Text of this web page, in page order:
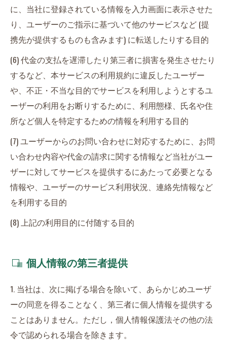
に、当社に登録されている情報を入力画面に表示させた
り、ユーザーのご指示に基づいて他のサービスなど (提
携先が提供するものも含みます) に転送したりする目的
(6) 代金の支払を遅滞したり第三者に損害を発生させたり
するなど、本サービスの利用規約に違反したユーザー
や、不正・不当な目的でサービスを利用しようとするユ
ーザーの利用をお断りするために、利用態様、氏名や住
所など個人を特定するための情報を利用する目的
(7) ユーザーからのお問い合わせに対応するために、お問
い合わせ内容や代金の請求に関する情報など当社がユー
ザーに対してサービスを提供するにあたって必要となる
情報や、ユーザーのサービス利用状況、連絡先情報など
を利用する目的
(8) 上記の利用目的に付随する目的
個人情報の第三者提供
1. 当社は、次に掲げる場合を除いて、あらかじめユーザ
ーの同意を得ることなく、第三者に個人情報を提供する
ことはありません。ただし，個人情報保護法その他の法
令で認められる場合を除きます。